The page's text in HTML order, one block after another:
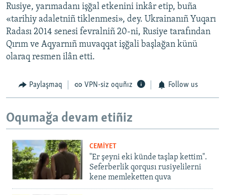
Rusiye, yarımadanı işğal etkenini inkâr etip, buña
«tarihiy adaletniñ tiklenmesi», dey. Ukrainanıñ Yuqarı
Radası 2014 senesi fevralniñ 20-ni, Rusiye tarafından
Qırım ve Aqyarnıñ muvaqqat işğali başlağan künü
olaraq resmen ilân etti.
Paylaşmaq VPN-siz oquñız Follow us
Oqumağa devam etiñiz
CEMİYET
"Er şeyni eki künde taşlap kettim".
Seferberlik qorqusı rusiyelilerni
kene memleketten quva